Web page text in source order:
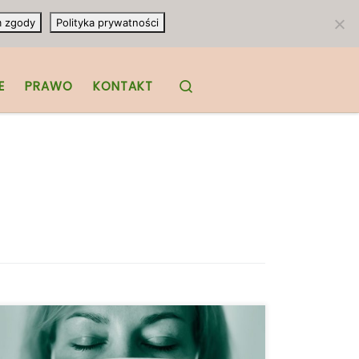
PRAWO KONTAKT
Wdychanie każdego rodzaju dymu jest
szkodliwe w obliczu pandemii nowego
zgody Polityka prywatności